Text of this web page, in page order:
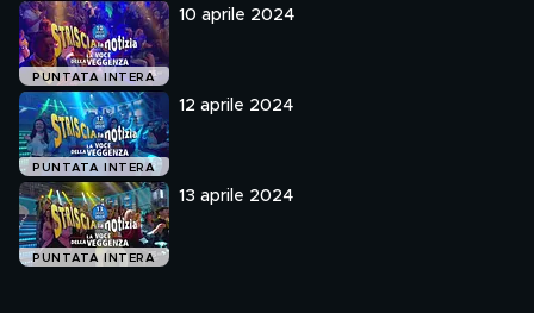
PUNTATA INTERA
10 aprile 2024
PUNTATA INTERA
12 aprile 2024
PUNTATA INTERA
13 aprile 2024